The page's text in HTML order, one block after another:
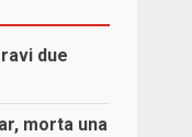
due
morta una